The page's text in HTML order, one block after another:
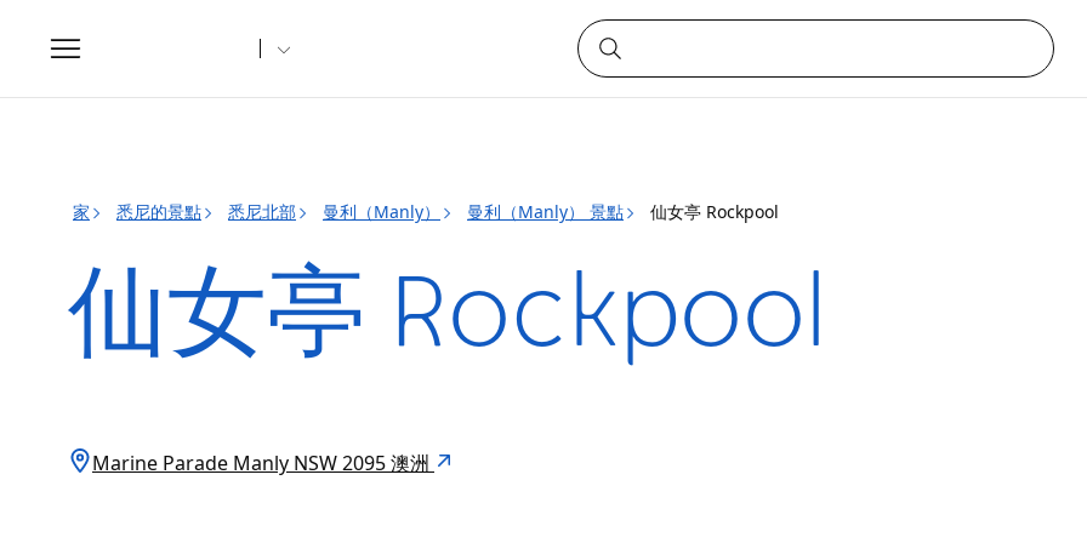
Toggle
navigation
家 悉尼的景點 悉尼北部 曼利（Manly） 曼利（Manly） 景點 仙女亭 Rockpool
仙女亭 Rockpool
Marine Parade Manly NSW 2095 澳洲